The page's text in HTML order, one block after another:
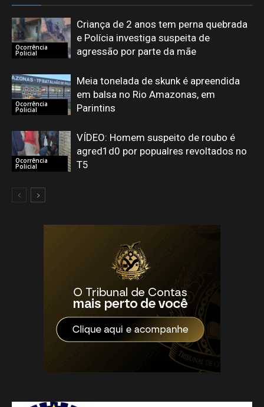
Ocorrência
Policial
Criança de 2 anos tem perna quebrada
e Polícia investiga suspeita de
agressão por parte da mãe
Ocorrência
Policial
Meia tonelada de skunk é apreendida
em balsa no Rio Amazonas, em
Parintins
Ocorrência
Policial
VÍDEO: Homem suspeito de roubo é
agred1d0 por popualres revoltados no
T5